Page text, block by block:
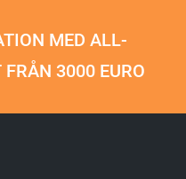
MED ALL-
3000 EURO